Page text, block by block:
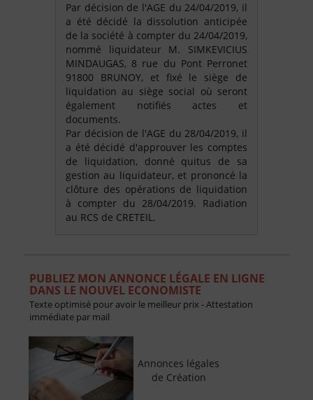
Par décision de l'AGE du 24/04/2019, il
a été décidé la dissolution anticipée
de la société à compter du 24/04/2019,
nommé liquidateur M. SIMKEVICIUS
MINDAUGAS, 8 rue du Pont Perronet
91800 BRUNOY, et fixé le siège de
liquidation au siège social où seront
également notifiés actes et
documents.
Par décision de l'AGE du 28/04/2019, il
a été décidé d'approuver les comptes
de liquidation, donné quitus de sa
gestion au liquidateur, et prononcé la
clôture des opérations de liquidation
à compter du 28/04/2019. Radiation
au RCS de CRETEIL.
PUBLIEZ MON ANNONCE LÉGALE EN LIGNE
DANS LE NOUVEL ECONOMISTE
Texte optimisé pour avoir le meilleur prix - Attestation
immédiate par mail
Annonces légales
de Création